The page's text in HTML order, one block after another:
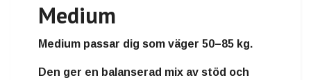
Medium
Medium passar dig som väger 50–85 kg.
Den ger en balanserad mix av stöd och